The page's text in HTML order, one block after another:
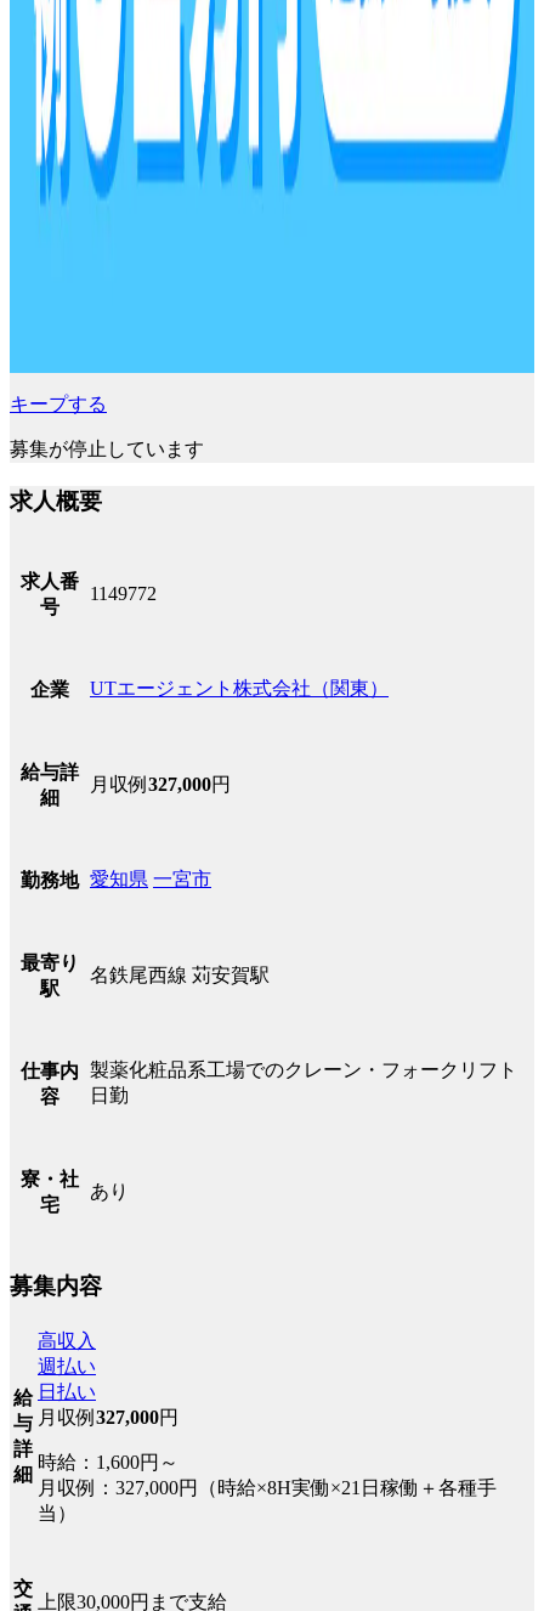
キープする
募集が停止しています
求人概要
求人番
号
1149772
企業 UTエージェント株式会社（関東）
給与詳
細
月収例 327,000円
勤務地 愛知県 一宮市
最寄り
駅
名鉄尾西線 苅安賀駅
仕事内
容
製薬化粧品系工場でのクレーン・フォークリフト
日勤
寮・社
宅
あり
募集内容
給
与
詳
細
高収入
週払い
日払い
月収例 327,000円
時給：1,600円～
月収例：327,000円（時給×8H実働×21日稼働＋各種手
当）
交
上限30,000円まで支給